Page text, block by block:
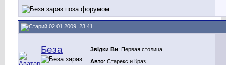
02.01.2009, 23:41
Беза Звідки Ви: Первая столица
Авто: Старекс и Краз